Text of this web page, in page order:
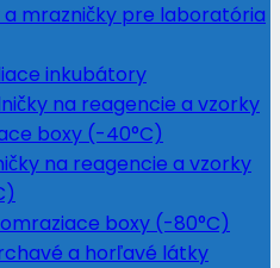
a mrazničky pre laboratória
inkubátory
na reagencie a vzorky
boxy (-40°C)
na reagencie a vzorky
boxy (-80°C)
a horľavé látky